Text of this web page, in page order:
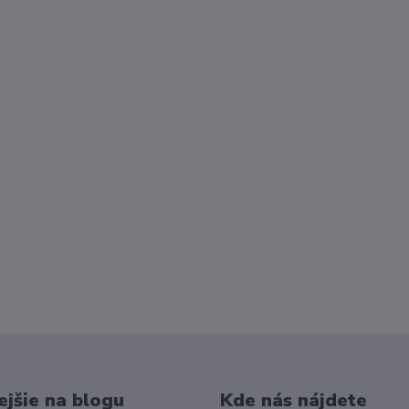
na blogu Kde nás nájdete